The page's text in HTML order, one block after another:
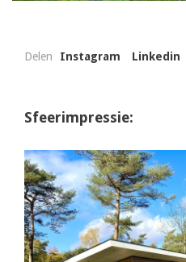
Delen Instagram Linkedin
Sfeerimpressie: